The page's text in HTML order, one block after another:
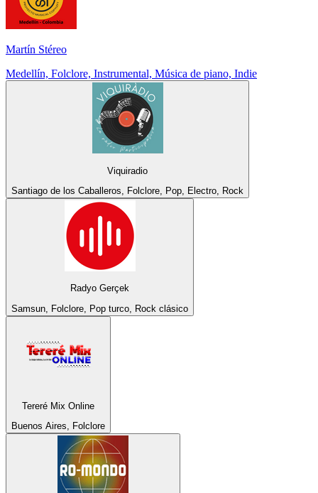
Martín Stéreo
Medellín, Folclore, Instrumental, Música de piano, Indie
Viquiradio
Santiago de los Caballeros, Folclore, Pop, Electro, Rock
Radyo Gerçek
Samsun, Folclore, Pop turco, Rock clásico
Tereré Mix Online
Buenos Aires, Folclore